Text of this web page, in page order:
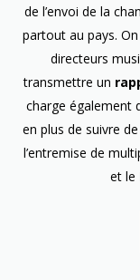
de l’envoi de la
partout au pays.
directeurs
transmettre un
charge également
en plus de suivre
l’entremise de
et le